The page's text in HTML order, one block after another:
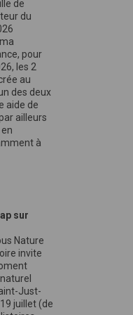
de
du
pour
les 2
au
des deux
aide de
ailleurs
à
sur
Nature
invite
Just-
juillet (de